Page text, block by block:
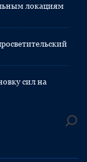
локациям
сил на